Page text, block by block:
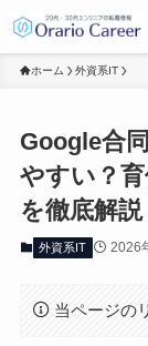
ホーム 外資系IT
Google合
やすい？
を徹底解説
外資系IT 2026
当ページの